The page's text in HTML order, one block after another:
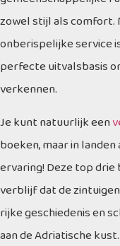
zowel stijl als comfort.
onberispelijke service
perfecte uitvalsbasis
verkennen.
Je kunt natuurlijk een
boeken, maar in
ervaring! Deze top
verblijf dat de
rijke geschiedenis en
aan de Adriatische kust.